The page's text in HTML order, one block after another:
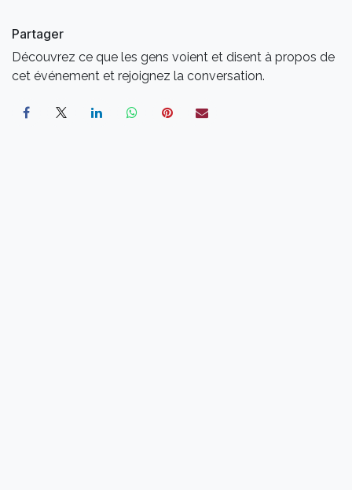
Partager
Découvrez ce que les gens voient et disent à propos de
cet événement et rejoignez la conversation.